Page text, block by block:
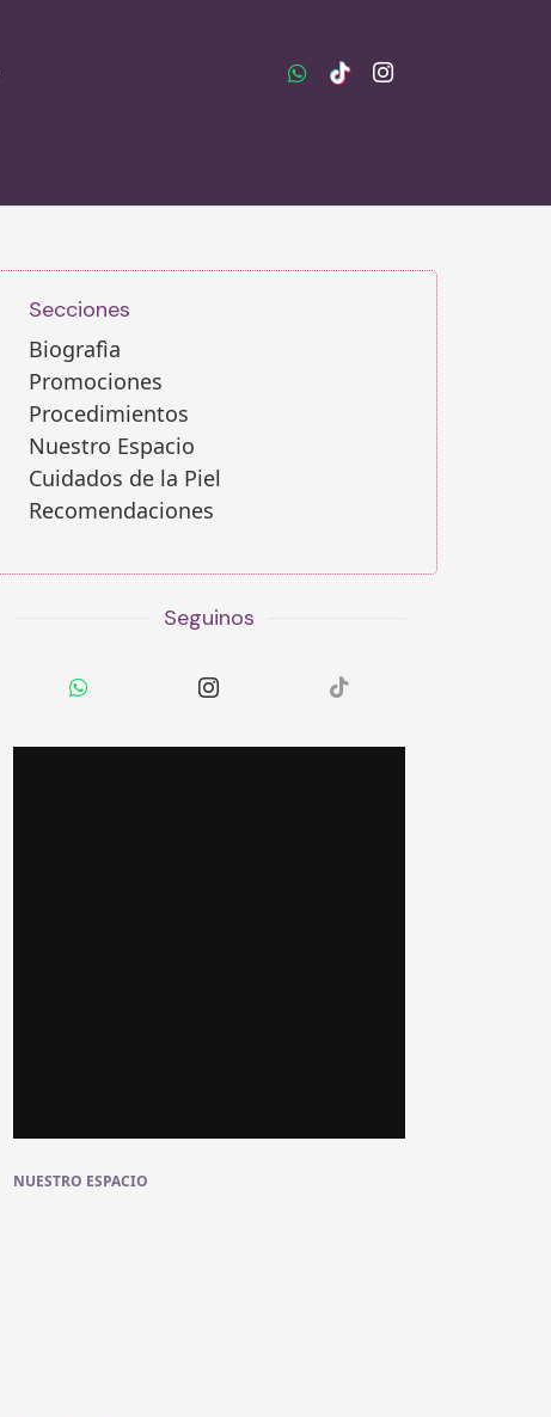
RECOMENDACIONES
Secciones
Biografìa
Promociones
Procedimientos
Nuestro Espacio
Cuidados de la Piel
Recomendaciones
Seguinos
NUESTRO ESPACIO